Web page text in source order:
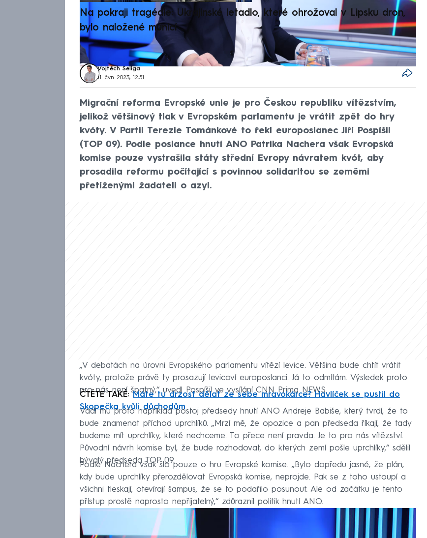
Na pokraji tragédie: Ukrajinské letadlo, které ohrožoval v Lipsku dron,
bylo naložené municí
Vojtěch Šeliga
11. čvn 2023, 12:51
Migrační reforma Evropské unie je pro Českou republiku vítězstvím,
jelikož většinový tlak v Evropském parlamentu je vrátit zpět do hry
kvóty. V Partii Terezie Tománkové to řekl europoslanec Jiří Pospíšil
(TOP 09). Podle poslance hnutí ANO Patrika Nachera však Evropská
komise pouze vystrašila státy střední Evropy návratem kvót, aby
prosadila reformu počítající s povinnou solidaritou se zeměmi
přetíženými žadateli o azyl.
„V debatách na úrovni Evropského parlamentu vítězí levice. Většina bude chtít vrátit
kvóty, protože právě ty prosazují levicoví europoslanci. Já to odmítám. Výsledek proto
pro nás není špatný,“ uvedl Pospíšil ve vysílání CNN Prima NEWS.
ČTĚTE TAKÉ:Máte tu drzost dělat ze sebe mravokárce? Havlíček se pustil do
Skopečka kvůli důchodům
Vadí mu proto například postoj předsedy hnutí ANO Andreje Babiše, který tvrdí, že to
bude znamenat příchod uprchlíků. „Mrzí mě, že opozice a pan předseda říkají, že tady
budeme mít uprchlíky, které nechceme. To přece není pravda. Je to pro nás vítězství.
Původní návrh komise byl, že bude rozhodovat, do kterých zemí pošle uprchlíky,“ sdělil
bývalý předseda TOP 09.
Podle Nachera však šlo pouze o hru Evropské komise. „Bylo dopředu jasné, že plán,
kdy bude uprchlíky přerozdělovat Evropská komise, neprojde. Pak se z toho ustoupí a
všichni tleskají, otevírají šampus, že se to podařilo posunout. Ale od začátku je tento
přístup prostě naprosto nepřijatelný,“ zdůraznil politik hnutí ANO.